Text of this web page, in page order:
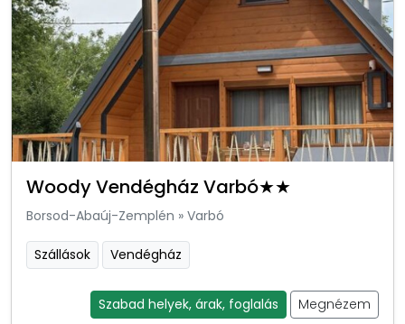
Woody Vendégház Varbó★★
Borsod-Abaúj-Zemplén » Varbó
Szállások Vendégház
Szabad helyek, árak, foglalás Megnézem